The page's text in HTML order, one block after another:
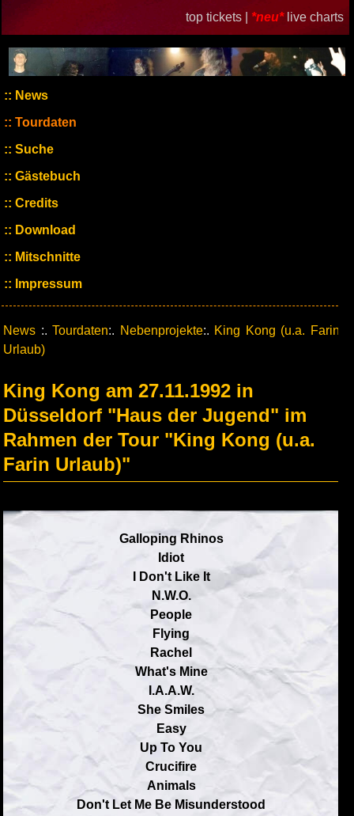
top tickets | *neu* live charts
News
Tourdaten
Suche
Gästebuch
Credits
Download
Mitschnitte
Impressum
News :.Tourdaten:. Nebenprojekte:. King Kong (u.a. Farin
Urlaub)
King Kong am 27.11.1992 in
Düsseldorf "Haus der Jugend" im
Rahmen der Tour "King Kong (u.a.
Farin Urlaub)"
Galloping Rhinos
Idiot
I Don't Like It
N.W.O.
People
Flying
Rachel
What's Mine
I.A.A.W.
She Smiles
Easy
Up To You
Crucifire
Animals
Don't Let Me Be Misunderstood